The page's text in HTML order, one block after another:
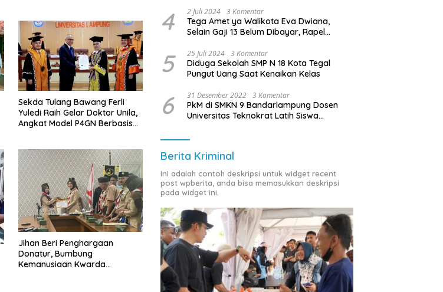
Sekda Tulang Bawang Ferli
Yuledi Raih Gelar Doktor Unila,
Angkat Model P4GN Berbasis
Jihan Beri Penghargaan
Donatur, Bumbung
Kemanusiaan Kwarda
Lampung
4 2 Juli 2024 3 Komentar
Tega Amet ya Walikota Eva Dwiana,
Selain Gaji 13 Belum Dibayar, Rapel
Dibayar
5 25 Juli 2024 3 Komentar
Diduga Sekolah SMP N 18 Kota Tegal
Pungut Uang Saat Kenaikan Kelas
6 31 Desember 2022 3 Komentar
PkM di SMKN 9 Bandarlampung Dosen
Universitas Teknokrat Latih Siswa
Berita Kriminal
Ini adalah contoh deskripsi untuk widget recent
post wpberita, anda bisa memasukkan deskripsi
pada widget ini.